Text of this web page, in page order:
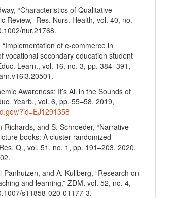
“Characteristics of Qualitative
Review,” Res. Nurs. Health, vol. 40, no.
nur.21768.
of e-commerce in
vocational secondary education student
Learn., vol. 16, no. 3, pp. 384–391,
Awareness: It’s All in the Sounds of
Yearb., vol. 6, pp. 55–58, 2019,
?id=EJ1291358
Richards, and S. Schroeder, “Narrative
books: A cluster-randomized
Q., vol. 51, no. 1, pp. 191–203, 2020,
and A. Kullberg, “Research on
and learning,” ZDM, vol. 52, no. 4,
s11858-020-01177-3.